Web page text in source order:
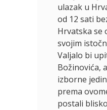
ulazak u
od 12 sati
Hrvatska se
svojim
Valjalo bi
Božinovića,
izborne
prema
postali